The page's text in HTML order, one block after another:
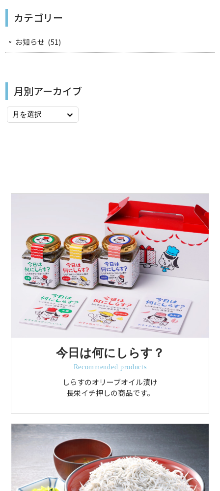
カテゴリー
お知らせ (51)
月別アーカイブ
今日は何にしらす？
Recommended products
しらすのオリーブオイル漬け
長栄イチ押しの商品です。